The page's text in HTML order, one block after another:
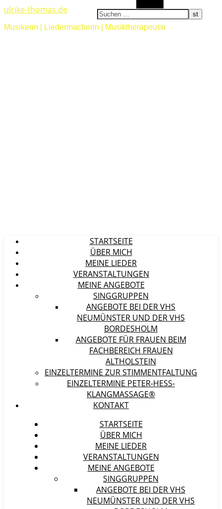
ulrike-thomas.de
Musikerin | Liedermacherin | Musiktherapeutin
STARTSEITE
ÜBER MICH
MEINE LIEDER
VERANSTALTUNGEN
MEINE ANGEBOTE
SINGGRUPPEN
ANGEBOTE BEI DER VHS
NEUMÜNSTER UND DER VHS
BORDESHOLM
ANGEBOTE FÜR FRAUEN BEIM
FACHBEREICH FRAUEN
ALTHOLSTEIN
EINZELTERMINE ZUR STIMMENTFALTUNG
EINZELTERMINE PETER-HESS-
KLANGMASSAGE®
KONTAKT
STARTSEITE
ÜBER MICH
MEINE LIEDER
VERANSTALTUNGEN
MEINE ANGEBOTE
SINGGRUPPEN
ANGEBOTE BEI DER VHS
NEUMÜNSTER UND DER VHS